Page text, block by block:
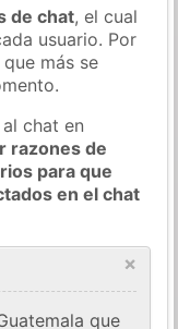
de chat, el cual
usuario. Por
más se
chat en
razones de
para que
en el chat
×
que